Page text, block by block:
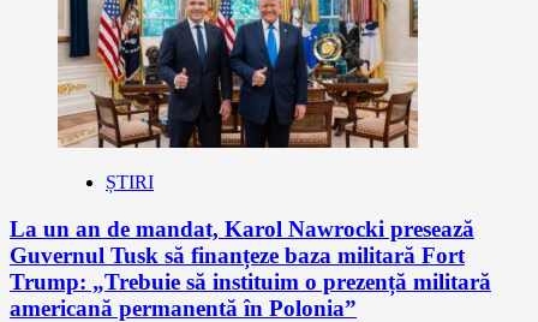
ȘTIRI
La un an de mandat, Karol Nawrocki presează
Guvernul Tusk să finanțeze baza militară Fort
Trump: „Trebuie să instituim o prezență militară
americană permanentă în Polonia”